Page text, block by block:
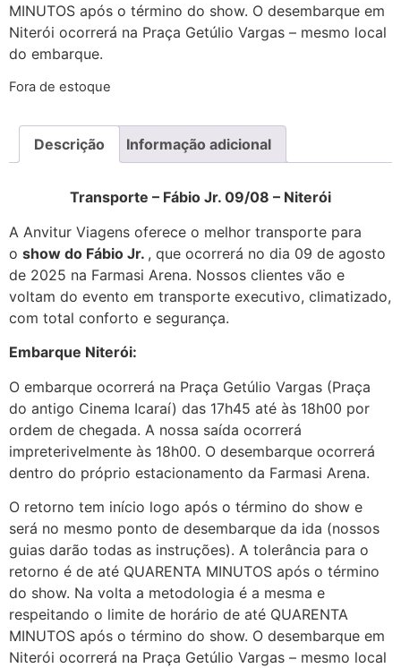
MINUTOS após o término do show. O desembarque em
Niterói ocorrerá na Praça Getúlio Vargas – mesmo local
do embarque.
Fora de estoque
Descrição Informação adicional
Transporte – Fábio Jr. 09/08 – Niterói
A Anvitur Viagens oferece o melhor transporte para
o show do Fábio Jr. , que ocorrerá no dia 09 de agosto
de 2025 na Farmasi Arena. Nossos clientes vão e
voltam do evento em transporte executivo, climatizado,
com total conforto e segurança.
Embarque Niterói:
O embarque ocorrerá na Praça Getúlio Vargas (Praça
do antigo Cinema Icaraí) das 17h45 até às 18h00 por
ordem de chegada. A nossa saída ocorrerá
impreterivelmente às 18h00. O desembarque ocorrerá
dentro do próprio estacionamento da Farmasi Arena.
O retorno tem início logo após o término do show e
será no mesmo ponto de desembarque da ida (nossos
guias darão todas as instruções). A tolerância para o
retorno é de até QUARENTA MINUTOS após o término
do show. Na volta a metodologia é a mesma e
respeitando o limite de horário de até QUARENTA
MINUTOS após o término do show. O desembarque em
Niterói ocorrerá na Praça Getúlio Vargas – mesmo local